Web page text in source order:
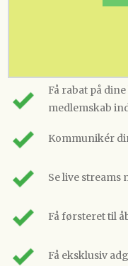
Få rabat på
medlemskab
Kommunikér
Se live streams
Få førsteret til
Få eksklusiv